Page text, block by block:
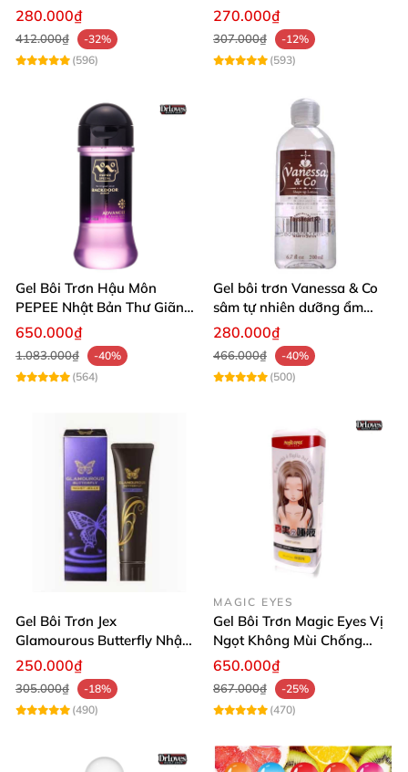
Hoa Quyến Rũ
280.000₫
412.000₫
-32%
(596)
vùng kín
270.000₫
307.000₫
-12%
(593)
Gel Bôi Trơn Hậu Môn
PEPEE Nhật Bản Thư Giãn
Giảm Đau Rát An Toàn
650.000₫
1.083.000₫
-40%
(564)
Gel bôi trơn Vanessa & Co
sâm tự nhiên dưỡng ẩm
chống viêm 200ml Nhật
280.000₫
466.000₫
-40%
(500)
Gel Bôi Trơn Jex
Glamourous Butterfly Nhật
Bản Dễ Hòa Tan
250.000₫
305.000₫
-18%
(490)
MAGIC EYES
Gel Bôi Trơn Magic Eyes Vị
Ngọt Không Mùi Chống
Viêm Kích Thích Oral Sex
650.000₫
867.000₫
-25%
(470)